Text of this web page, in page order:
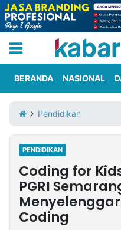
Iklan
Berita
Kami
Nasional
International
Olahraga
Entertainment
Daerah
Pariwisata
Kuliner
Kolom
Network
BERANDA NASIONAL
Pendidikan
PENDIDIKAN
Coding for
PGRI
Coding